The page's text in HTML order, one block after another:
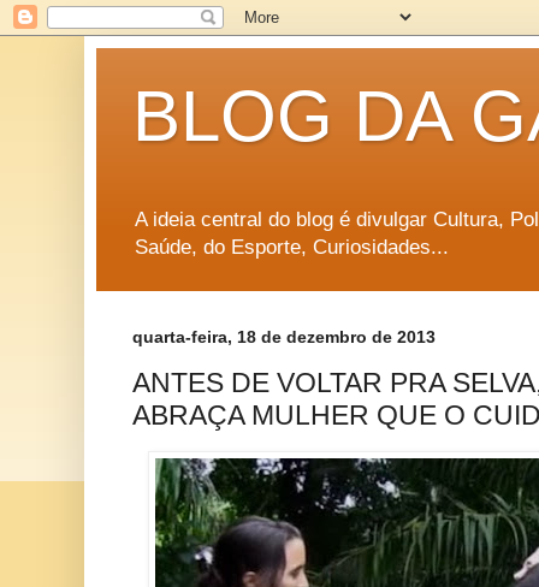
BLOG DA
A ideia central do blog é divulgar Cultura,
Saúde, do Esporte, Curiosidades...
quarta-feira, 18 de dezembro de 2013
ANTES DE VOLTAR PRA
ABRAÇA MULHER QUE O